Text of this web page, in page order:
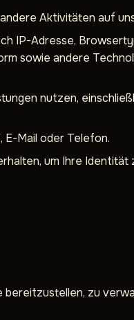
Aktivitäten auf
IP-Adresse,
sowie andere
nutzen,
E-Mail oder Telefon.
um Ihre
zu